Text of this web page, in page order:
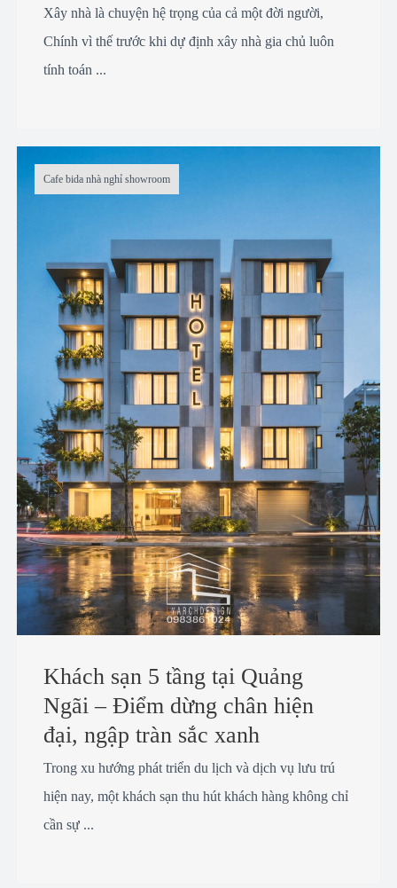
Xây nhà là chuyện hệ trọng của cả một đời người,
Chính vì thế trước khi dự định xây nhà gia chủ luôn
tính toán ...
Cafe bida nhà nghỉ showroom
Khách sạn 5 tầng tại Quảng
Ngãi – Điểm dừng chân hiện
đại, ngập tràn sắc xanh
Trong xu hướng phát triển du lịch và dịch vụ lưu trú
hiện nay, một khách sạn thu hút khách hàng không chỉ
cần sự ...